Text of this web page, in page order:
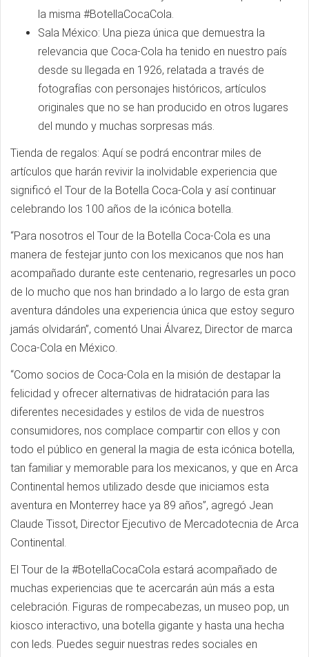
la misma #BotellaCocaCola.
Sala México: Una pieza única que demuestra la
relevancia que Coca-Cola ha tenido en nuestro país
desde su llegada en 1926, relatada a través de
fotografías con personajes históricos, artículos
originales que no se han producido en otros lugares
del mundo y muchas sorpresas más.
Tienda de regalos: Aquí se podrá encontrar miles de
artículos que harán revivir la inolvidable experiencia que
significó el Tour de la Botella Coca-Cola y así continuar
celebrando los 100 años de la icónica botella.
“Para nosotros el Tour de la Botella Coca-Cola es una
manera de festejar junto con los mexicanos que nos han
acompañado durante este centenario, regresarles un poco
de lo mucho que nos han brindado a lo largo de esta gran
aventura dándoles una experiencia única que estoy seguro
jamás olvidarán”, comentó Unai Álvarez, Director de marca
Coca-Cola en México.
“Como socios de Coca-Cola en la misión de destapar la
felicidad y ofrecer alternativas de hidratación para las
diferentes necesidades y estilos de vida de nuestros
consumidores, nos complace compartir con ellos y con
todo el público en general la magia de esta icónica botella,
tan familiar y memorable para los mexicanos, y que en Arca
Continental hemos utilizado desde que iniciamos esta
aventura en Monterrey hace ya 89 años”, agregó Jean
Claude Tissot, Director Ejecutivo de Mercadotecnia de Arca
Continental.
El Tour de la #BotellaCocaCola estará acompañado de
muchas experiencias que te acercarán aún más a esta
celebración. Figuras de rompecabezas, un museo pop, un
kiosco interactivo, una botella gigante y hasta una hecha
con leds. Puedes seguir nuestras redes sociales en